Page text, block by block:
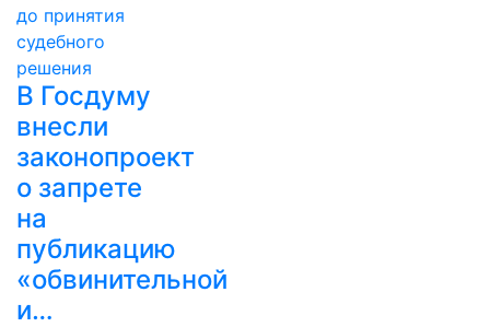
В Госдуму
внесли
законопроект
о запрете
на
публикацию
«обвинительной
и…